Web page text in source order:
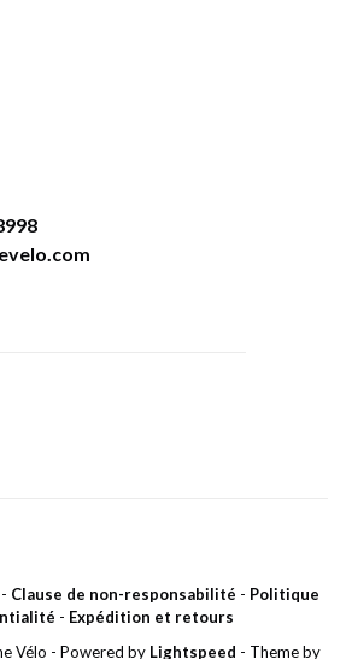
- Clause de non-responsabilité - Politique
- Expédition et retours
Vélo - Powered by Lightspeed - Theme by